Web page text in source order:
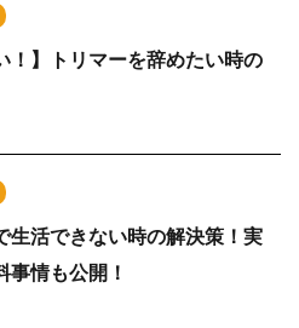
！】トリマーを辞めたい時の
生活できない時の解決策！実
事情も公開！